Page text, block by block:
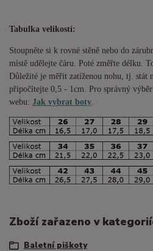
Tabulka velikostí:
Stoupněte si k rovné stěně nebo do
místě udělejte čáru. Poté změřte délku.
Důležité je měřit zatíženou nohu, tj. stát
připočítejte 0,5 - 1cm . Pro správný
webu: Jak vybrat boty
Zboží zařazeno v
Baletní piškoty